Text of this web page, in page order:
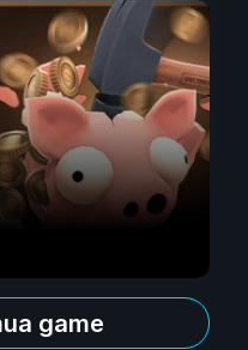
game